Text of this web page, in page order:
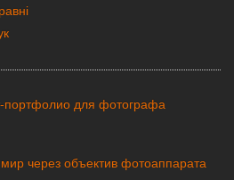
портфолио для фотографа
через объектив фотоаппарата